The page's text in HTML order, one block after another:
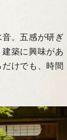
。五感が研ぎ
築に興味があ
けでも、時間